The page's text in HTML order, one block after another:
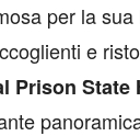
per la sua
e
Prison State